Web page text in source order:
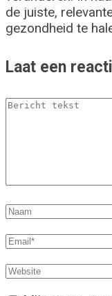
de juiste,
gezondheid te
Laat een